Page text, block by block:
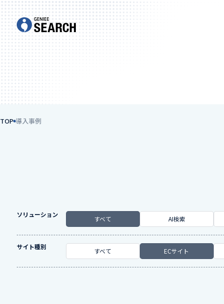
TOP 導入事例
ソリューション
すべて AI検索
サイト種別
すべて ECサイト